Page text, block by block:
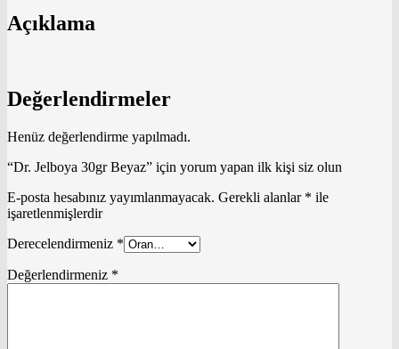
Açıklama
Değerlendirmeler
Henüz değerlendirme yapılmadı.
“Dr. Jelboya 30gr Beyaz” için yorum yapan ilk kişi siz olun
E-posta hesabınız yayımlanmayacak. Gerekli alanlar * ile
işaretlenmişlerdir
Derecelendirmeniz *
Değerlendirmeniz *